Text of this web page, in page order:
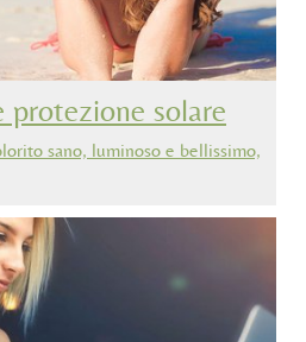
protezione solare
sano, luminoso e bellissimo,